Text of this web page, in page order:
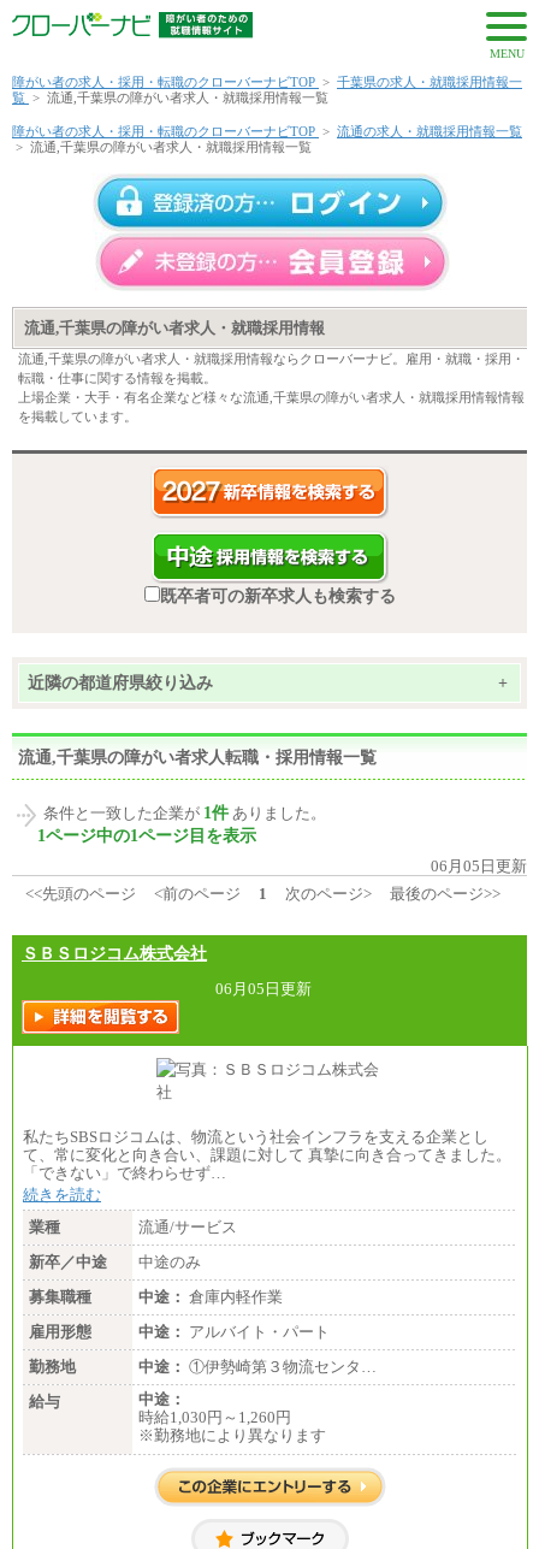
MENU
障がい者の求人・採用・転職のクローバーナビTOP > 千葉県の求人・就職採用情報一
覧 > 流通,千葉県の障がい者求人・就職採用情報一覧
障がい者の求人・採用・転職のクローバーナビTOP > 流通の求人・就職採用情報一覧
> 流通,千葉県の障がい者求人・就職採用情報一覧
流通,千葉県の障がい者求人・就職採用情報
流通,千葉県の障がい者求人・就職採用情報ならクローバーナビ。雇用・就職・採用・
転職・仕事に関する情報を掲載。
上場企業・大手・有名企業など様々な流通,千葉県の障がい者求人・就職採用情報情報
を掲載しています。
既卒者可の新卒求人も検索する
近隣の都道府県絞り込み +
流通,千葉県の障がい者求人転職・採用情報一覧
条件と一致した企業が 1件 ありました。
1ページ中の1ページ目を表示
06月05日更新
<<先頭のページ
<前のページ 1 次のページ> 最後のページ>>
ＳＢＳロジコム株式会社
06月05日更新
私たちSBSロジコムは、物流という社会インフラを支える企業とし
て、常に変化と向き合い、課題に対して 真摯に向き合ってきました。
「できない」で終わらせず…
続きを読む
業種
流通/サービス
新卒／中途
中途のみ
募集職種
中途： 倉庫内軽作業
雇用形態
中途： アルバイト・パート
勤務地
中途： ①伊勢崎第３物流センタ…
給与
中途：
時給1,030円～1,260円
※勤務地により異なります